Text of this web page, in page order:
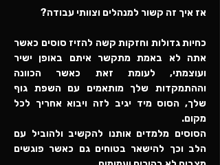
אז איך זה קשור למנהלים וצוותי עבודה?
כחיות גדולות וחזקות קשה להזיז סוסים כאשר
אתה לא באמת מתקשר איתם באופן ישיר
ועוצמתי, לעומת זאת כאשר הכוונה
וההתמקדות שלך מותאמים עם השפת גוף
שלך, הסוס מיד יגיב לזה ויבוא אחריך לכל
מקום.
הסוסים מלמדים אותנו להקשיב ולהוביל עם
הלב וכך להישאר בטוחים גם כאשר פוגשים